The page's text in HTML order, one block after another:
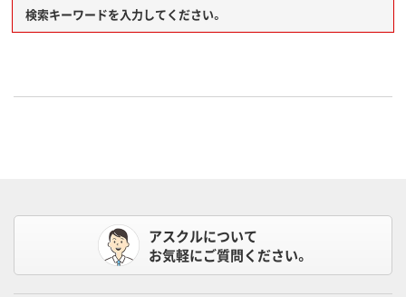
検索キーワードを入力してください。
アスクルについて
お気軽にご質問ください。